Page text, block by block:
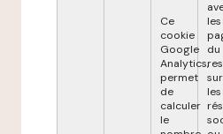
Ce
cookie
Google
Analytics,
permet
de
calculer
le
les
du
sur
les